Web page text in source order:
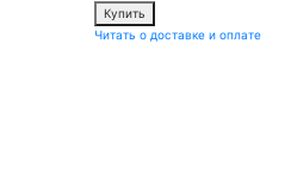
Купить
Читать о доставке и оплате